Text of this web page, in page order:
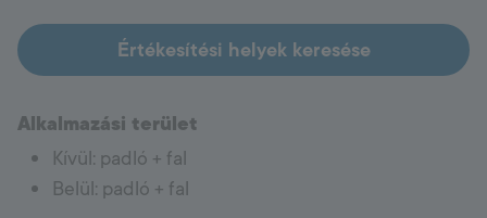
Értékesítési helyek keresése
Alkalmazási terület
Kívül: padló + fal
Belül: padló + fal